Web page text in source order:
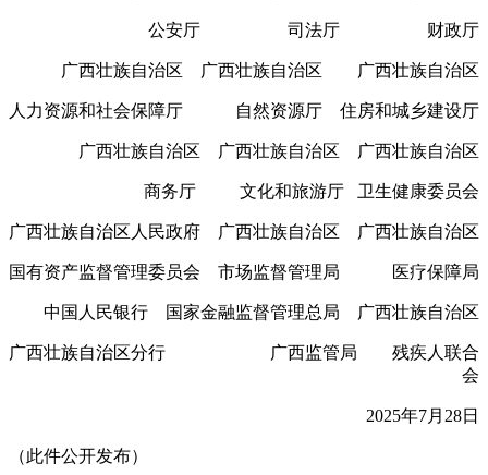
公安厅 司法厅 财政厅
广西壮族自治区 广西壮族自治区 广西壮族自治区
人力资源和社会保障厅 自然资源厅 住房和城乡建设厅
广西壮族自治区 广西壮族自治区 广西壮族自治区
商务厅 文化和旅游厅 卫生健康委员会
广西壮族自治区人民政府 广西壮族自治区 广西壮族自治区
国有资产监督管理委员会 市场监督管理局 医疗保障局
中国人民银行 国家金融监督管理总局 广西壮族自治区
广西壮族自治区分行 广西监管局 残疾人联合
会
2025年7月28日
（此件公开发布）